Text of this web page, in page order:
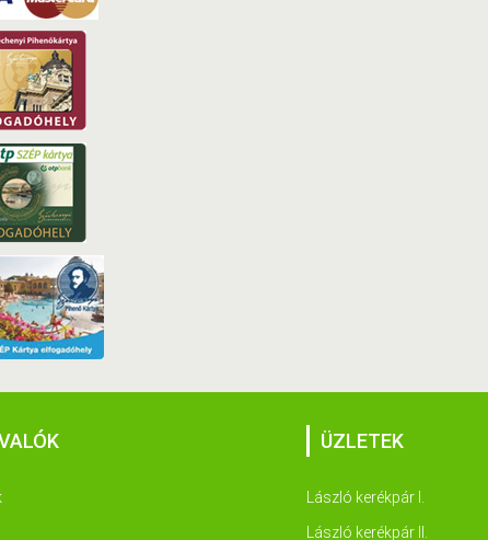
ÜZLETEK
László kerékpár I.
László kerékpár II.